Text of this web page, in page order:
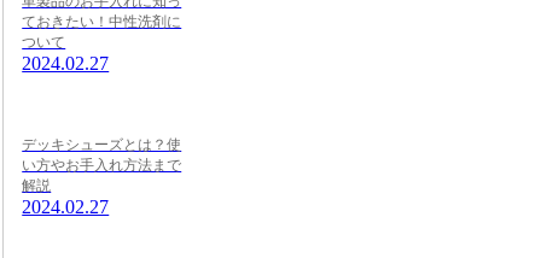
ておきたい！中性洗剤に
ついて
2024.02.27
デッキシューズとは？使
い方やお手入れ方法まで
解説
2024.02.27